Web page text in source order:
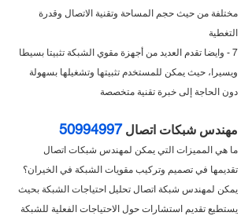
مختلفة من حيث حجم المساحة وتقنية الاتصال وقدرة
التغطية
7 - وايضا تقدم العديد من أجهزة مقوي الشبكة تثبيتا بسيطا
ويسيرا، حيث يمكن للمستخدم تثبيتها وتشغيلها بسهولة
دون الحاجة إلى خبرة تقنية متخصصة
مهندس شبكات اتصال 50994997
ما هي المميزات التي يمكن لمهندس شبكات اتصال
تقديمها في تصميم وتركيب مقويات الشبكة في الخيران؟
يمكن لمهندس شبكة اتصال تحليل احتياجات الشبكة بحيث
يستطيع تقديم استشارات حول الاحتياجات الفعلية للشبكة